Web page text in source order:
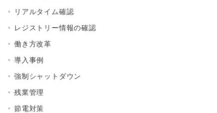
リアルタイム確認
レジストリー情報の確認
働き方改革
導入事例
強制シャットダウン
残業管理
節電対策